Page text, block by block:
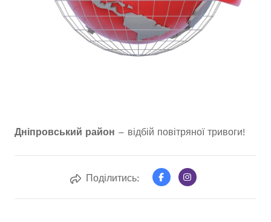
Дніпровський район – відбій повітряної тривоги!
Поділитись: